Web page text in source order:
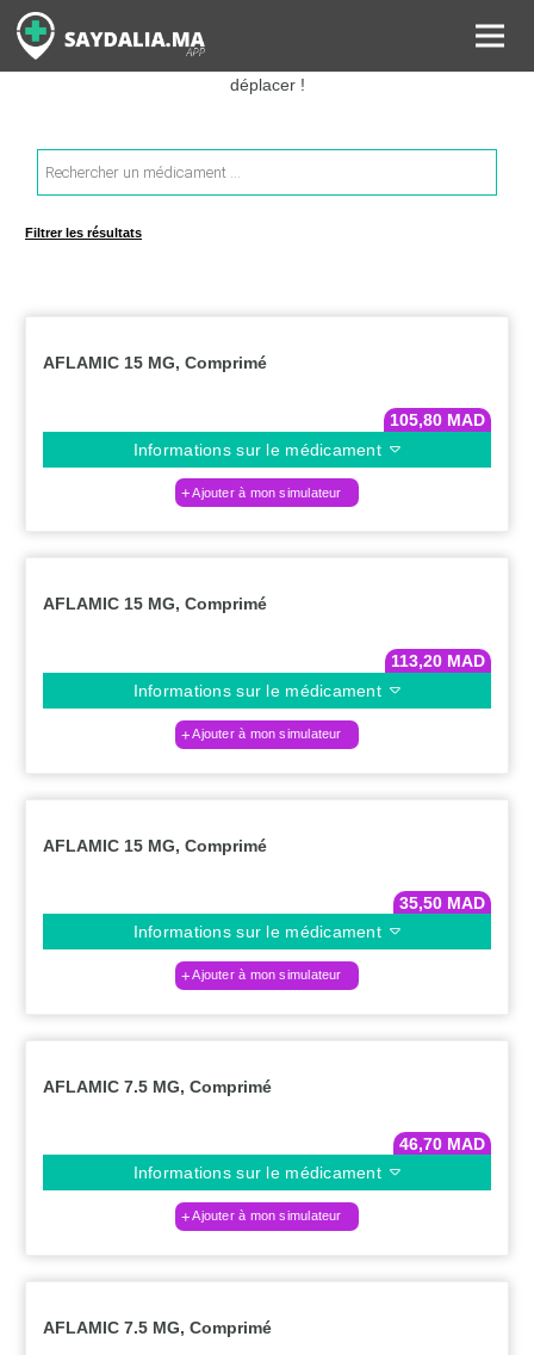
Rechercher les informations sur vos médicaments, leurs prix et
estimer ainsi le coût total de votre ordonnance, sans vous
déplacer !
Recherche
de
produits
Filtrer les résultats
AFLAMIC 15 MG, Comprimé
105,80 MAD
Informations sur le médicament
Ajouter à mon simulateur
AFLAMIC 15 MG, Comprimé
113,20 MAD
Informations sur le médicament
Ajouter à mon simulateur
AFLAMIC 15 MG, Comprimé
35,50 MAD
Informations sur le médicament
Ajouter à mon simulateur
AFLAMIC 7.5 MG, Comprimé
46,70 MAD
Informations sur le médicament
Ajouter à mon simulateur
AFLAMIC 7.5 MG, Comprimé